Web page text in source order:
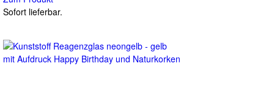
Sofort lieferbar.